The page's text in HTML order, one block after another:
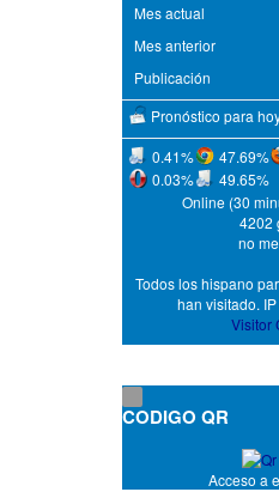
Mes actual
Mes anterior
Publicación
Pronóstico para
0.41%
47.69%
0.03%
49.65%
Online (30
4202
no
Todos los hispano
han visitado.
Visitor
CODIGO QR
Acceso a